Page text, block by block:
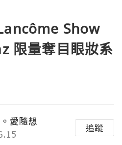
Show
限量奪目眼妝系
愛隨想
追蹤